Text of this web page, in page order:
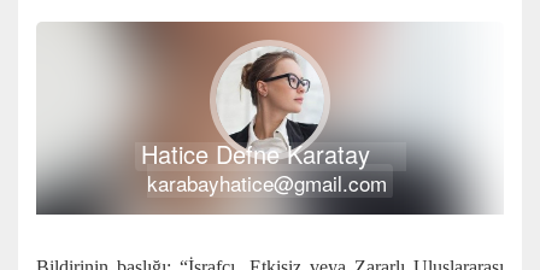
Hatice Defne Karatay
karabayhatice@gmail.com